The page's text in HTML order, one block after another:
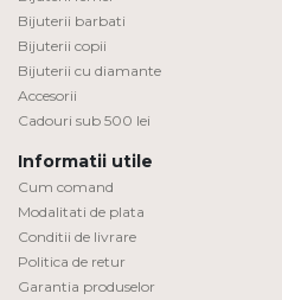
Bijuterii barbati
Bijuterii copii
Bijuterii cu diamante
Accesorii
Cadouri sub 500 lei
Informatii utile
Cum comand
Modalitati de plata
Conditii de livrare
Politica de retur
Garantia produselor